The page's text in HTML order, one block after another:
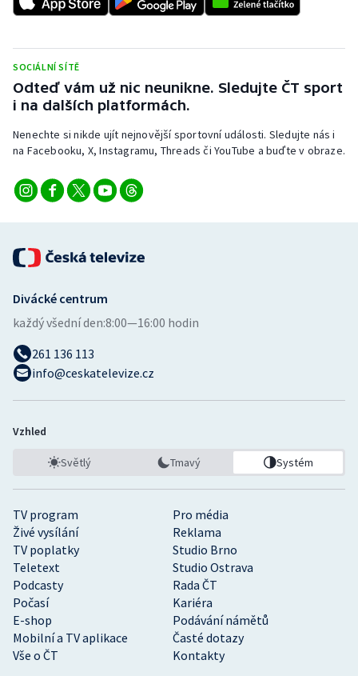
Triatlon
Veslování
Vodní slalom
SOCIÁLNÍ SÍTĚ
Odteď vám už nic neunikne. Sledujte ČT sport
i na dalších platformách.
Nenechte si nikde ujít nejnovější sportovní události. Sledujte nás i
na Facebooku, X, Instagramu, Threads či YouTube a buďte v obraze.
TV program
Pro média
Živé vysílání
Reklama
TV poplatky
Studio Brno
Teletext
Studio Ostrava
Podcasty
Rada ČT
Počasí
Kariéra
E-shop
Podávání námětů
Mobilní a TV aplikace
Časté dotazy
Vše o ČT
Kontakty
Divácké centrum
každý všední den:8:00—16:00 hodin
261 136 113
info@ceskatelevize.cz
Vzhled
Světlý Tmavý Systém